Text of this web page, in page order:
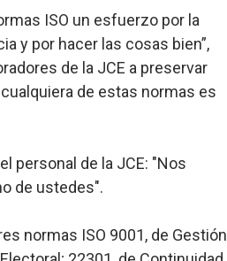
ISO un esfuerzo por la
y por hacer las cosas bien”,
de la JCE a preservar
de estas normas es
personal de la JCE: "Nos
de ustedes".
normas ISO 9001, de Gestión